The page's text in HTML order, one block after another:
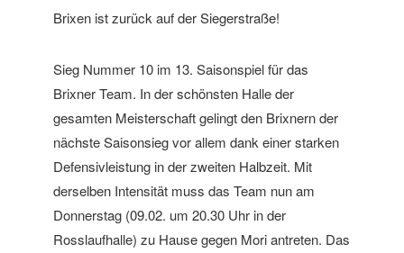
Brixen ist zurück auf der Siegerstraße!
Sieg Nummer 10 im 13. Saisonspiel für das
Brixner Team. In der schönsten Halle der
gesamten Meisterschaft gelingt den Brixnern der
nächste Saisonsieg vor allem dank einer starken
Defensivleistung in der zweiten Halbzeit. Mit
derselben Intensität muss das Team nun am
Donnerstag (09.02. um 20.30 Uhr in der
Rosslaufhalle) zu Hause gegen Mori antreten. Das